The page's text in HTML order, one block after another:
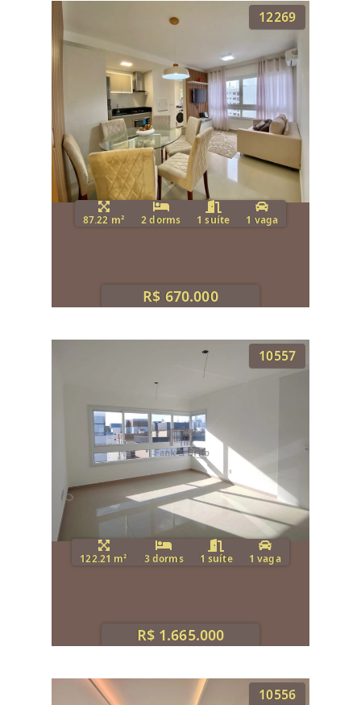
12269
87.22 m² 2 dorms 1 suíte 1 vaga
R$ 670.000
10557
122.21 m² 3 dorms 1 suíte 1 vaga
R$ 1.665.000
10556